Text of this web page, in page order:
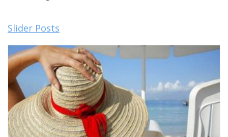
Slider Posts